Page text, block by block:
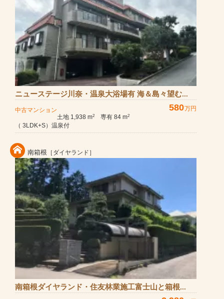
ニューステージ川奈・温泉大浴場有 海＆島々望む...
中古マンション 580万円
土地 1,938 m2 専有 84 m2
（ 3LDK+S）温泉付
南箱根 ［ダイヤランド］
南箱根ダイヤランド・住友林業施工富士山と箱根...